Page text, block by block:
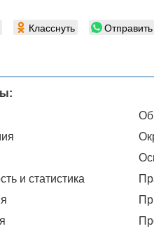
Класснуть Отправить
и статистика